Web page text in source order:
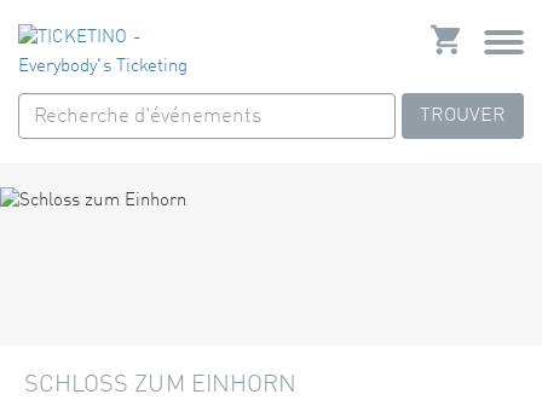
TROUVER
SCHLOSS ZUM EINHORN